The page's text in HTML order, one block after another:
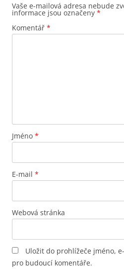
Vaše e-mailová adresa nebude
informace jsou označeny *
Komentář *
Jméno *
E-mail *
Webová stránka
Uložit do prohlížeče jméno,
pro budoucí komentáře.